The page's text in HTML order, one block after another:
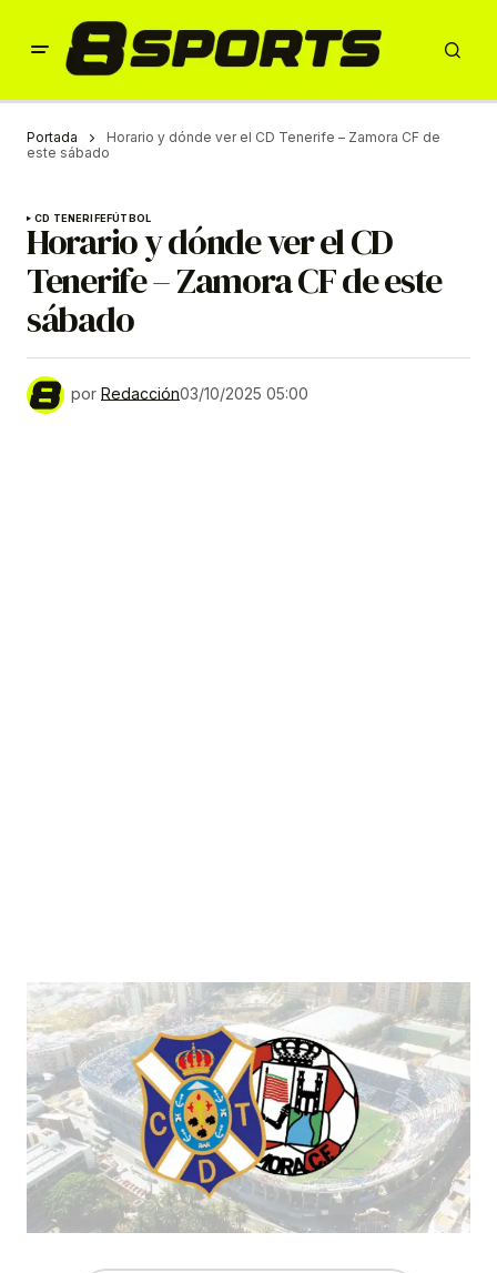
Portada
Horario y dónde ver el CD Tenerife – Zamora CF de
este sábado
CD TENERIFEFÚTBOL
Horario y dónde ver el CD
Tenerife – Zamora CF de este
sábado
por Redacción03/10/2025 05:00